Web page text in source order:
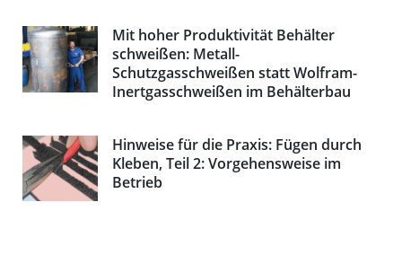
Mit hoher Produktivität Behälter
schweißen: Metall-
Schutzgasschweißen statt Wolfram-
Inertgasschweißen im Behälterbau
Hinweise für die Praxis: Fügen durch
Kleben, Teil 2: Vorgehensweise im
Betrieb